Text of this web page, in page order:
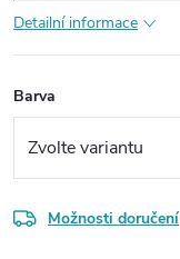
Detailní informace
Barva
Možnosti doručení